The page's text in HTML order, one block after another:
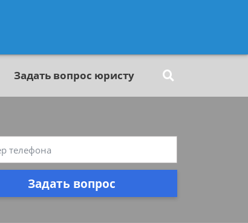
Задать вопрос юристу
Задать вопрос